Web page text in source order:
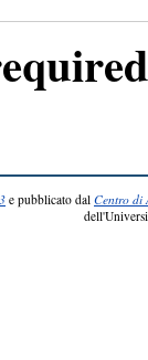
e pubblicato dal Centro di